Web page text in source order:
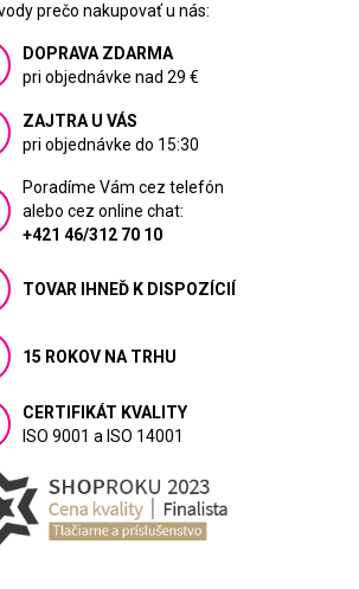
prečo nakupovať u nás:
DOPRAVA ZDARMA
pri objednávke nad 29 €
ZAJTRA U VÁS
pri objednávke do 15:30
Poradíme Vám cez telefón
alebo cez online chat:
+421 46/312 70 10
TOVAR IHNEĎ K DISPOZÍCIÍ
15 ROKOV NA TRHU
CERTIFIKÁT KVALITY
ISO 9001 a ISO 14001